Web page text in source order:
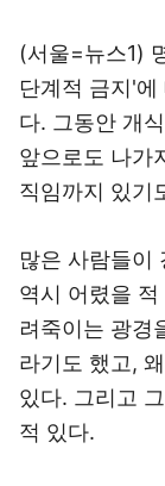
(서울=뉴스1)
단계적 금지'
다. 그동안 개
앞으로도 나가
직임까지 있기
많은 사람들이
역시 어렸을
려죽이는 광경
라기도 했고,
있다. 그리고
적 있다.